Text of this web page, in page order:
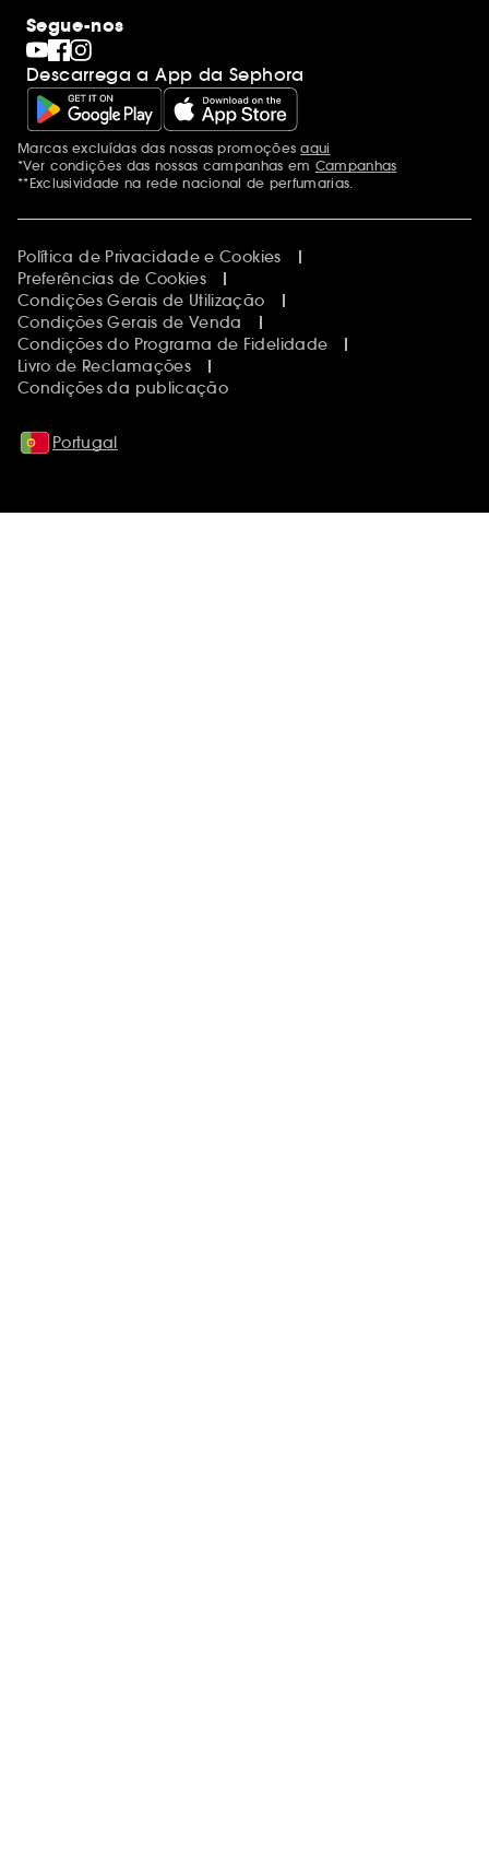
Segue-nos
Descarrega a App da Sephora
Menções adicionais
Marcas excluídas das nossas promoçõesaqui
*Ver condições das nossas campanhas em Campanhas
**Exclusividade na rede nacional de perfumarias.
Política de Privacidade e Cookies
Preferências de Cookies
Condições Gerais de Utilização
Condições Gerais de Venda
Condições do Programa de Fidelidade
Livro de Reclamações
Condições da publicação
Portugal